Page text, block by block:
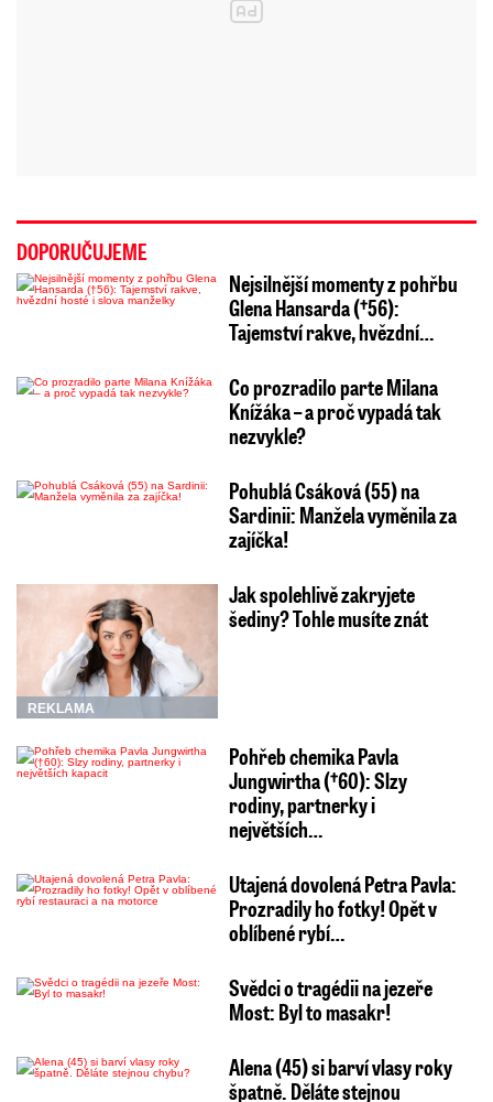
DOPORUČUJEME
Nejsilnější momenty z pohřbu
Glena Hansarda (†56):
Tajemství rakve, hvězdní…
Co prozradilo parte Milana
Knížáka – a proč vypadá tak
nezvykle?
Pohublá Csáková (55) na
Sardinii: Manžela vyměnila za
zajíčka!
REKLAMA
Jak spolehlivě zakryjete
šediny? Tohle musíte znát
Pohřeb chemika Pavla
Jungwirtha (†60): Slzy
rodiny, partnerky i
největších…
Utajená dovolená Petra Pavla:
Prozradily ho fotky! Opět v
oblíbené rybí…
Svědci o tragédii na jezeře
Most: Byl to masakr!
Alena (45) si barví vlasy roky
špatně. Děláte stejnou